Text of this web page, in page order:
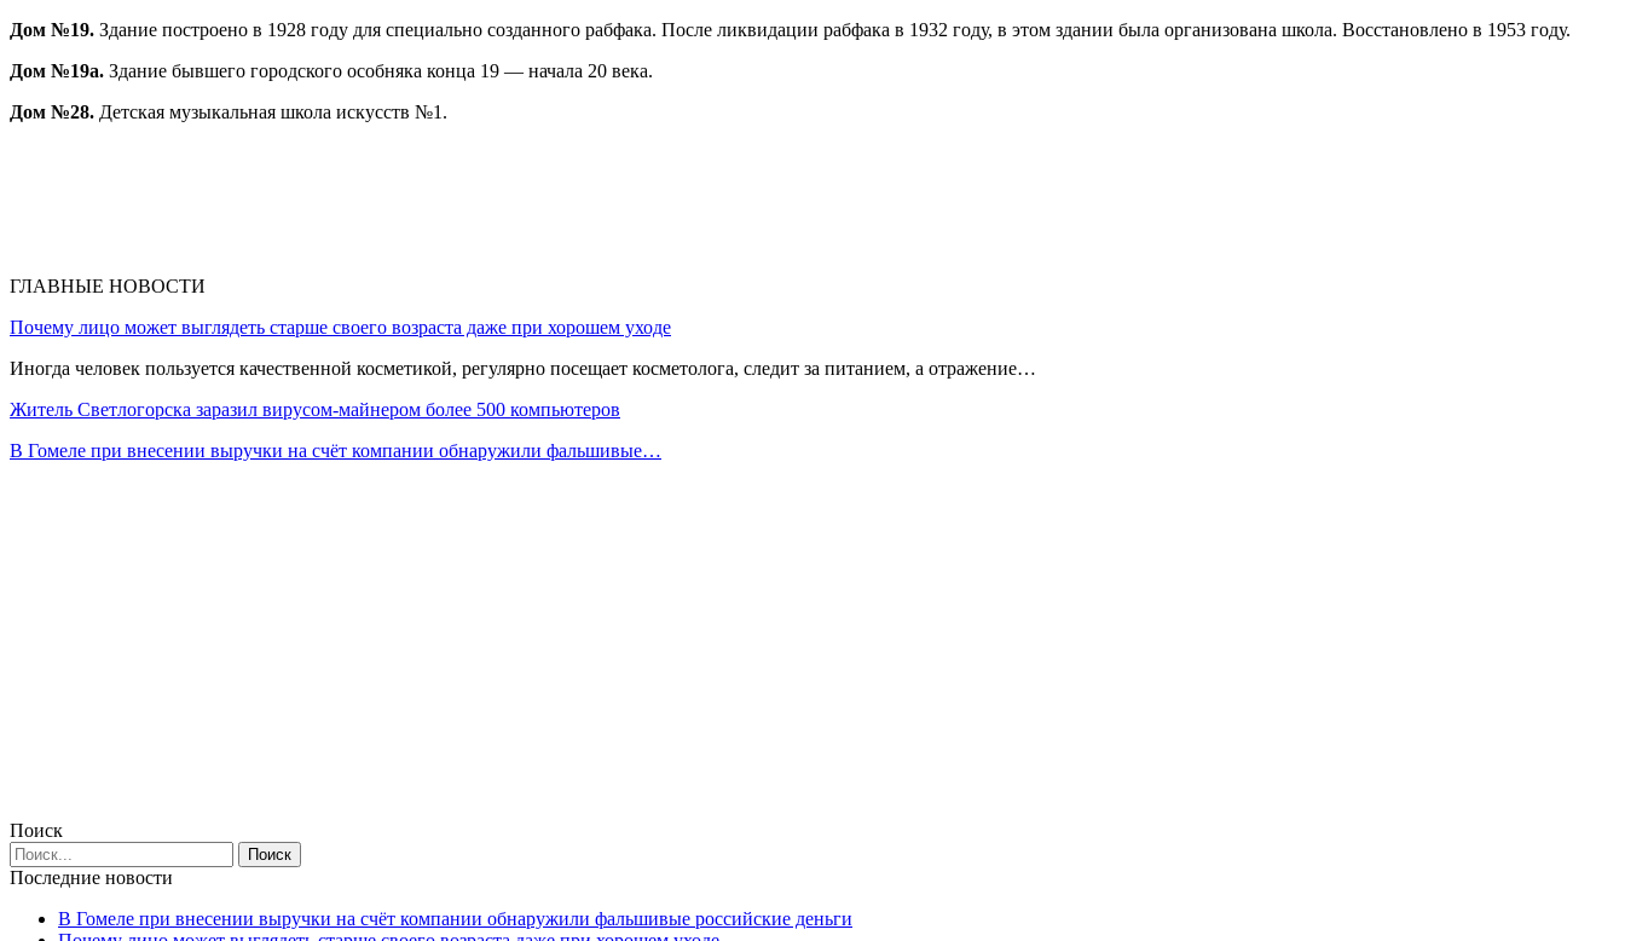
Дом №19. Здание построено в 1928 году для специально созданного рабфака. После ликвидации рабфака в 1932 году, в этом здании была организована школа. Восстановлено в 1953 году.
Дом №19а. Здание бывшего городского особняка конца 19 — начала 20 века.
Дом №28. Детская музыкальная школа искусств №1.
ГЛАВНЫЕ НОВОСТИ
Почему лицо может выглядеть старше своего возраста даже при хорошем уходе
Иногда человек пользуется качественной косметикой, регулярно посещает косметолога, следит за питанием, а отражение…
Житель Светлогорска заразил вирусом-майнером более 500 компьютеров
В Гомеле при внесении выручки на счёт компании обнаружили фальшивые…
Поиск
Последние новости
В Гомеле при внесении выручки на счёт компании обнаружили фальшивые российские деньги